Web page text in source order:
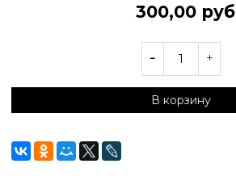
300,00 руб
В корзину